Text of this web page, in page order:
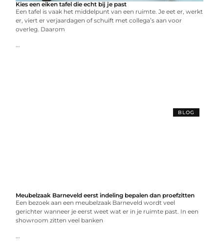
Kies een eiken tafel die echt bij je past
Een tafel is vaak het middelpunt van een ruimte. Je eet er, werkt
er, viert er verjaardagen of schuift met collega’s aan voor
overleg. Daarom
...
BLOG
Meubelzaak Barneveld eerst indeling bepalen dan proefzitten
Een bezoek aan een meubelzaak Barneveld wordt veel
gerichter wanneer je eerst weet wat er in je ruimte past. In een
showroom zitten veel banken
...